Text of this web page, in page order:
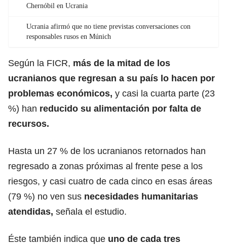
Chernóbil en Ucrania
Ucrania afirmó que no tiene previstas conversaciones con
responsables rusos en Múnich
Según la FICR, más de la mitad de los
ucranianos que regresan a su país lo hacen por
problemas económicos, y casi la cuarta parte (23
%) han reducido su alimentación por falta de
recursos.
Hasta un 27 % de los ucranianos retornados han
regresado a zonas próximas al frente pese a los
riesgos, y casi cuatro de cada cinco en esas áreas
(79 %) no ven sus necesidades humanitarias
atendidas, señala el estudio.
Éste también indica que uno de cada tres